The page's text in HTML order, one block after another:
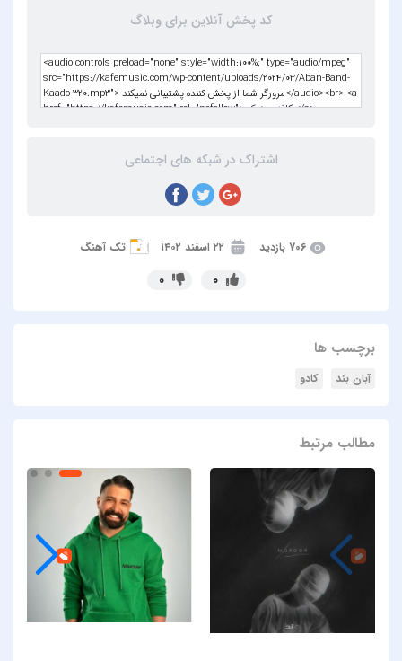
کد پخش آنلاین برای وبلاگ
اشتراک در شبکه های اجتماعی
706 بازدید ۲۲ اسفند ۱۴۰۲ تک آهنگ
برچسب ها
آبان بند کادو
مطالب مرتبط